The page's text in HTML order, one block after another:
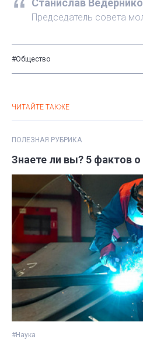
Станислав
Председатель совета
#Общество
ЧИТАЙТЕ ТАКЖЕ
ПОЛЕЗНАЯ РУБРИКА
Знаете ли вы? 5 фактов
#Наука